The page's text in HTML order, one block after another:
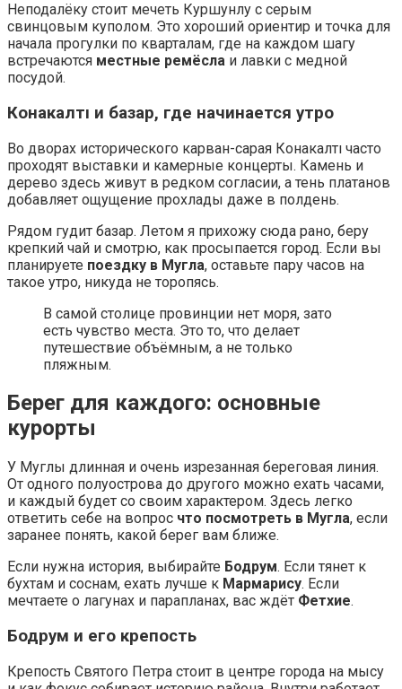
Неподалёку стоит мечеть Куршунлу с серым
свинцовым куполом. Это хороший ориентир и точка для
начала прогулки по кварталам, где на каждом шагу
встречаются местные ремёсла и лавки с медной
посудой.
Конакалтı и базар, где начинается утро
Во дворах исторического карван-сарая Конакалтı часто
проходят выставки и камерные концерты. Камень и
дерево здесь живут в редком согласии, а тень платанов
добавляет ощущение прохлады даже в полдень.
Рядом гудит базар. Летом я прихожу сюда рано, беру
крепкий чай и смотрю, как просыпается город. Если вы
планируете поездку в Мугла, оставьте пару часов на
такое утро, никуда не торопясь.
В самой столице провинции нет моря, зато
есть чувство места. Это то, что делает
путешествие объёмным, а не только
пляжным.
Берег для каждого: основные
курорты
У Муглы длинная и очень изрезанная береговая линия.
От одного полуострова до другого можно ехать часами,
и каждый будет со своим характером. Здесь легко
ответить себе на вопрос что посмотреть в Мугла, если
заранее понять, какой берег вам ближе.
Если нужна история, выбирайте Бодрум. Если тянет к
бухтам и соснам, ехать лучше к Мармариcу. Если
мечтаете о лагунах и парапланах, вас ждёт Фетхие.
Бодрум и его крепость
Крепость Святого Петра стоит в центре города на мысу